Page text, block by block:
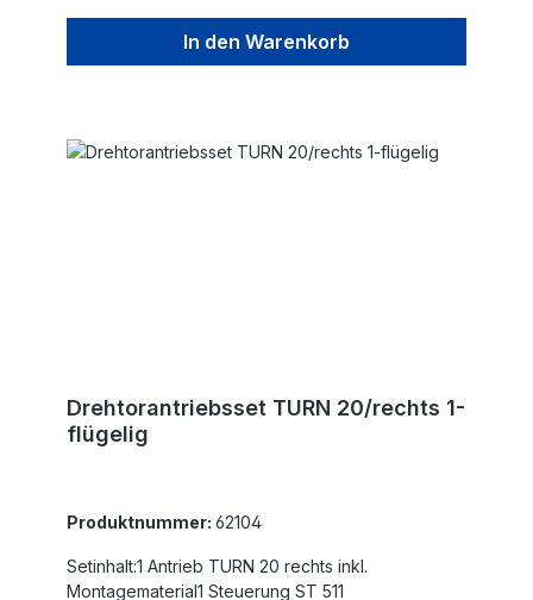
DrehmomentSehr leiser BetriebSanftstopp in
Kombination mit Steuerung ST51Die max.
Flügelbreite ist für winddurchlässige Füllungen und
In den Warenkorb
Drehtorantriebsset TURN 20/rechts 1-
flügelig
Produktnummer: 62104
Setinhalt:1 Antrieb TURN 20 rechts inkl.
Montagematerial1 Steuerung ST 511